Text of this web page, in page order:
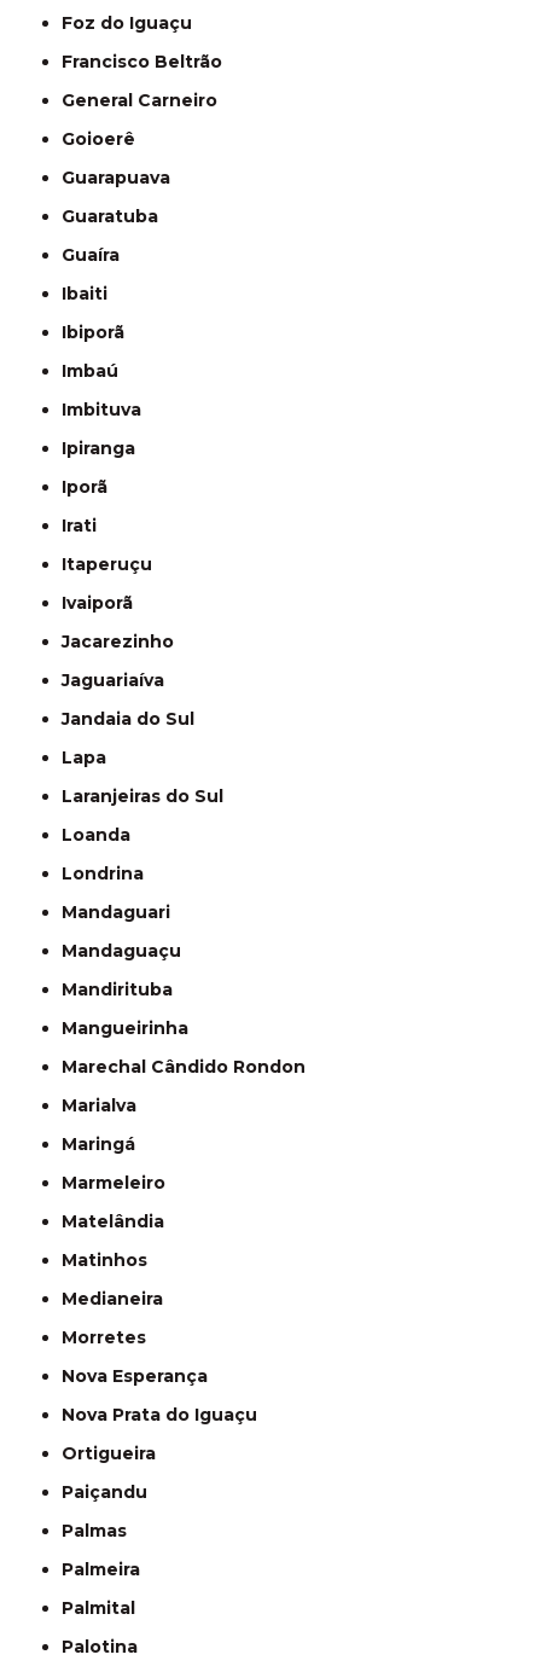
Foz do Iguaçu
Francisco Beltrão
General Carneiro
Goioerê
Guarapuava
Guaratuba
Guaíra
Ibaiti
Ibiporã
Imbaú
Imbituva
Ipiranga
Iporã
Irati
Itaperuçu
Ivaiporã
Jacarezinho
Jaguariaíva
Jandaia do Sul
Lapa
Laranjeiras do Sul
Loanda
Londrina
Mandaguari
Mandaguaçu
Mandirituba
Mangueirinha
Marechal Cândido Rondon
Marialva
Maringá
Marmeleiro
Matelândia
Matinhos
Medianeira
Morretes
Nova Esperança
Nova Prata do Iguaçu
Ortigueira
Paiçandu
Palmas
Palmeira
Palmital
Palotina